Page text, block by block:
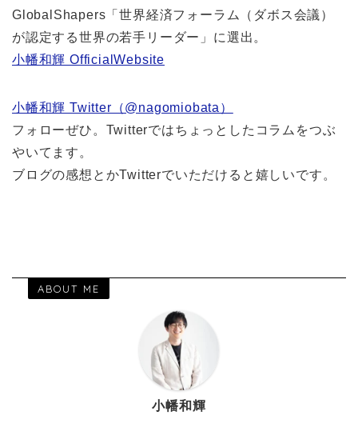
GlobalShapers「世界経済フォーラム（ダボス会議）
が認定する世界の若手リーダー」に選出。
小幡和輝 OfficialWebsite
小幡和輝 Twitter（@nagomiobata）
フォローぜひ。Twitterではちょっとしたコラムをつぶ
やいてます。
ブログの感想とかTwitterでいただけると嬉しいです。
ABOUT ME
小幡和輝